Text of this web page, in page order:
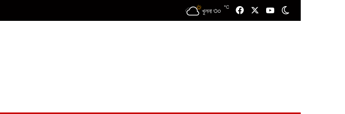
খুলনা ৩০ ℃ FacebookYouTube